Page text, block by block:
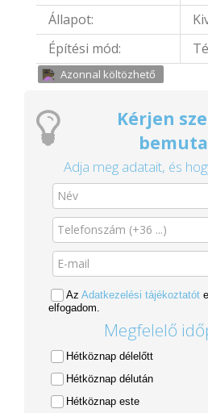
Állapot:
Építési mód:
Azonnal költözhető
Kérjen
Adja meg adatait, és
Az Adatkezelési tájékoztatót
elfogadom.
Megfelelő
Hétköznap délelőtt
Hétköznap délután
Hétköznap este